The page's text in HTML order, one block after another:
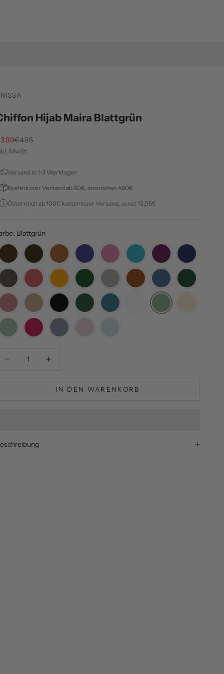
Hijab Maira Blattgrün
Regulärer Preis
€4.95
MwSt.
Versand in 1-3 Werktagen
Kostenloser Versand ab 80€, ansonsten 4,80€
Österreich ab 100€ kostenloser Versand, sonst 13,05€
Blattgrün
IN DEN WARENKORB